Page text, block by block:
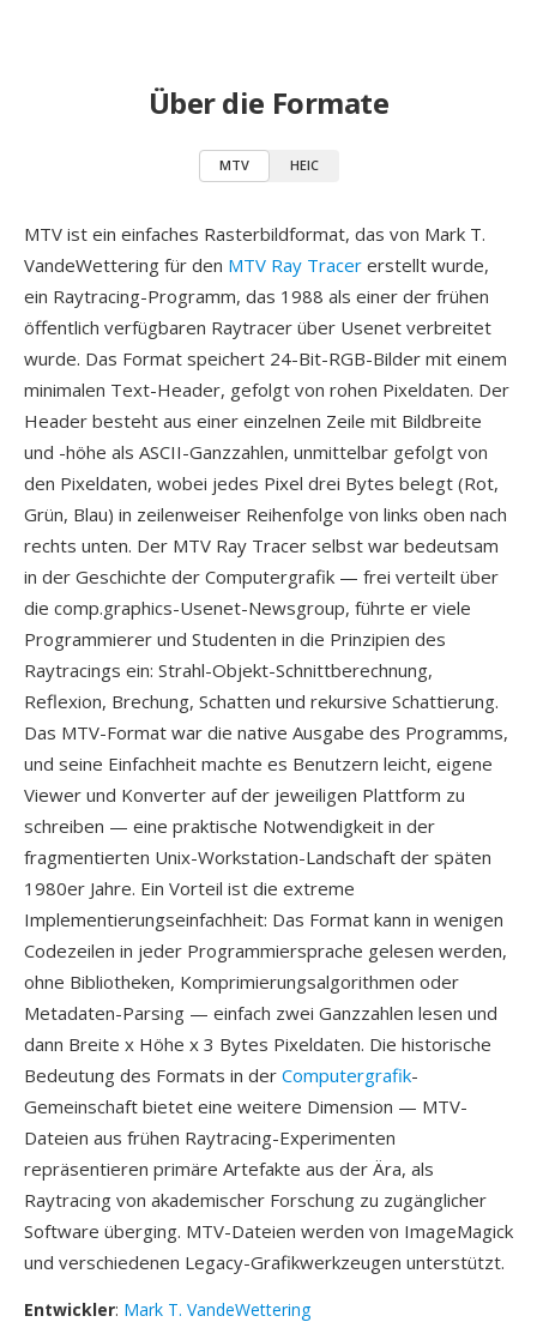
Über die Formate
MTV HEIC
MTV ist ein einfaches Rasterbildformat, das von Mark T.
VandeWettering für den MTV Ray Tracer erstellt wurde,
ein Raytracing-Programm, das 1988 als einer der frühen
öffentlich verfügbaren Raytracer über Usenet verbreitet
wurde. Das Format speichert 24-Bit-RGB-Bilder mit einem
minimalen Text-Header, gefolgt von rohen Pixeldaten. Der
Header besteht aus einer einzelnen Zeile mit Bildbreite
und -höhe als ASCII-Ganzzahlen, unmittelbar gefolgt von
den Pixeldaten, wobei jedes Pixel drei Bytes belegt (Rot,
Grün, Blau) in zeilenweiser Reihenfolge von links oben nach
rechts unten. Der MTV Ray Tracer selbst war bedeutsam
in der Geschichte der Computergrafik — frei verteilt über
die comp.graphics-Usenet-Newsgroup, führte er viele
Programmierer und Studenten in die Prinzipien des
Raytracings ein: Strahl-Objekt-Schnittberechnung,
Reflexion, Brechung, Schatten und rekursive Schattierung.
Das MTV-Format war die native Ausgabe des Programms,
und seine Einfachheit machte es Benutzern leicht, eigene
Viewer und Konverter auf der jeweiligen Plattform zu
schreiben — eine praktische Notwendigkeit in der
fragmentierten Unix-Workstation-Landschaft der späten
1980er Jahre. Ein Vorteil ist die extreme
Implementierungseinfachheit: Das Format kann in wenigen
Codezeilen in jeder Programmiersprache gelesen werden,
ohne Bibliotheken, Komprimierungsalgorithmen oder
Metadaten-Parsing — einfach zwei Ganzzahlen lesen und
dann Breite x Höhe x 3 Bytes Pixeldaten. Die historische
Bedeutung des Formats in der Computergrafik-
Gemeinschaft bietet eine weitere Dimension — MTV-
Dateien aus frühen Raytracing-Experimenten
repräsentieren primäre Artefakte aus der Ära, als
Raytracing von akademischer Forschung zu zugänglicher
Software überging. MTV-Dateien werden von ImageMagick
und verschiedenen Legacy-Grafikwerkzeugen unterstützt.
Entwickler: Mark T. VandeWettering